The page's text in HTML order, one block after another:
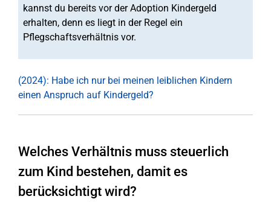
kannst du bereits vor der Adoption Kindergeld
erhalten, denn es liegt in der Regel ein
Pflegschaftsverhältnis vor.
(2024): Habe ich nur bei meinen leiblichen Kindern
einen Anspruch auf Kindergeld?
Welches Verhältnis muss steuerlich
zum Kind bestehen, damit es
berücksichtigt wird?